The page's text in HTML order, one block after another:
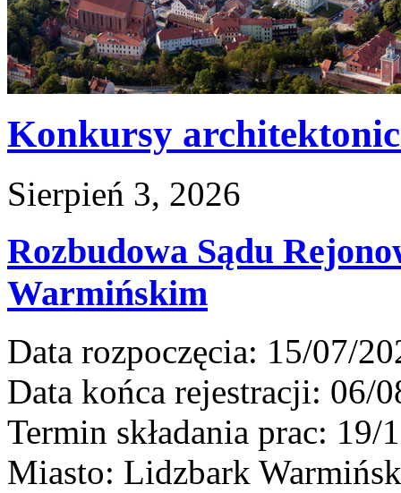
Konkursy
Sierpień 3, 2026
Rozbudowa Sądu
Warmińskim
Data rozpoczęcia: 15/07/
Data końca rejestracji: 06/
Termin składania prac: 19/
Miasto: Lidzbark